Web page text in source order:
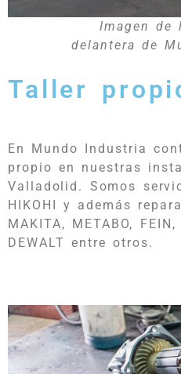
Imagen de
delantera de
Taller
En Mundo Industria
propio en nuestras
Valladolid. Somos
HIKOHI y además
MAKITA, METABO,
DEWALT entre otros.